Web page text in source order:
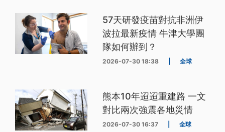
57天研發疫苗對抗非洲伊
波拉最新疫情 牛津大學團
隊如何辦到？
2026-07-30 18:38 全球
熊本10年迢迢重建路 一文
對比兩次強震各地災情
2026-07-30 16:37 全球